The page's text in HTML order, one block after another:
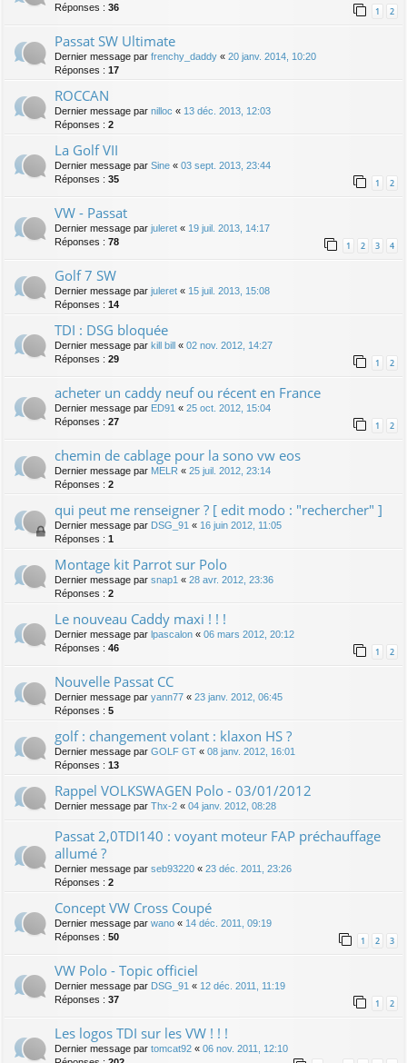
Réponses : 36 1 2
Passat SW Ultimate
Dernier message par frenchy_daddy « 20 janv. 2014, 10:20
Réponses : 17
ROCCAN
Dernier message par nilloc « 13 déc. 2013, 12:03
Réponses : 2
La Golf VII
Dernier message par Sine « 03 sept. 2013, 23:44
Réponses : 35 1 2
VW - Passat
Dernier message par juleret « 19 juil. 2013, 14:17
Réponses : 78 1 2 3 4
Golf 7 SW
Dernier message par juleret « 15 juil. 2013, 15:08
Réponses : 14
TDI : DSG bloquée
Dernier message par kill bill « 02 nov. 2012, 14:27
Réponses : 29 1 2
acheter un caddy neuf ou récent en France
Dernier message par ED91 « 25 oct. 2012, 15:04
Réponses : 27 1 2
chemin de cablage pour la sono vw eos
Dernier message par MELR « 25 juil. 2012, 23:14
Réponses : 2
qui peut me renseigner ? [ edit modo : "rechercher" ]
Dernier message par DSG_91 « 16 juin 2012, 11:05
Réponses : 1
Montage kit Parrot sur Polo
Dernier message par snap1 « 28 avr. 2012, 23:36
Réponses : 2
Le nouveau Caddy maxi ! ! !
Dernier message par lpascalon « 06 mars 2012, 20:12
Réponses : 46 1 2
Nouvelle Passat CC
Dernier message par yann77 « 23 janv. 2012, 06:45
Réponses : 5
golf : changement volant : klaxon HS ?
Dernier message par GOLF GT « 08 janv. 2012, 16:01
Réponses : 13
Rappel VOLKSWAGEN Polo - 03/01/2012
Dernier message par Thx-2 « 04 janv. 2012, 08:28
Passat 2,0TDI140 : voyant moteur FAP préchauffage
allumé ?
Dernier message par seb93220 « 23 déc. 2011, 23:26
Réponses : 2
Concept VW Cross Coupé
Dernier message par wano « 14 déc. 2011, 09:19
Réponses : 50 1 2 3
VW Polo - Topic officiel
Dernier message par DSG_91 « 12 déc. 2011, 11:19
Réponses : 37 1 2
Les logos TDI sur les VW ! ! !
Dernier message par tomcat92 « 06 nov. 2011, 12:10